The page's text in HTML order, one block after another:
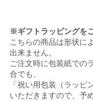
※ギフトラッピングを
こちらの商品は形状に
出来ません。
ご注文時に包装紙での
合でも、
「祝い用包装（ラッピ
いただきますので、予